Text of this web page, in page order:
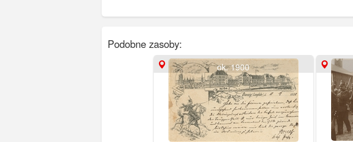
Podobne zasoby:
ok. 1900